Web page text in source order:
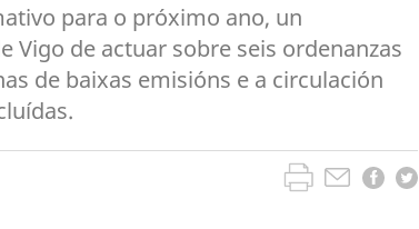
para o próximo ano, un
de actuar sobre seis ordenanzas
de baixas emisións e a circulación